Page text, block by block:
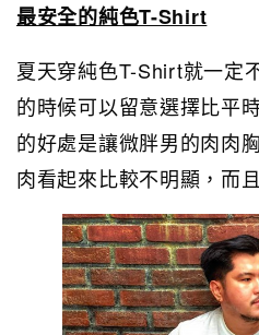
最安全的純色T-Shirt
夏天穿純色T-Shirt就一定
的時候可以留意選擇比平
的好處是讓微胖男的肉肉
肉看起來比較不明顯，而